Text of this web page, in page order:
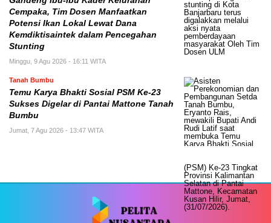
Cempaka, Tim Dosen Manfaatkan
Potensi Ikan Lokal Lewat Dana
Kemdiktisaintek dalam Pencegahan
Stunting
Minggu, 9 Agu 2026 - 16:11 WITA
Tanah Bumbu
Temu Karya Bhakti Sosial PSM Ke-23
Sukses Digelar di Pantai Mattone Tanah
Bumbu
Jumat, 7 Agu 2026 - 13:47 WITA